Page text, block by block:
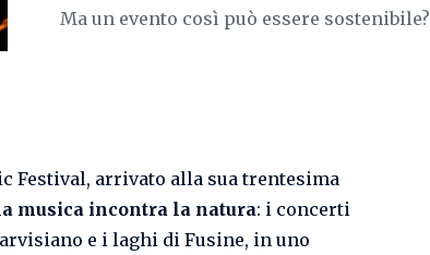
Ma un evento così può essere sostenibile?
Festival, arrivato alla sua trentesima
musica incontra la natura: i concerti
e i laghi di Fusine, in uno